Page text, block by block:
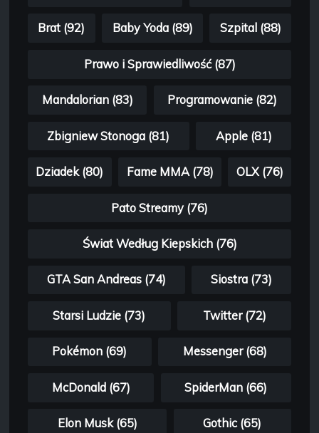
Brat (92) Baby Yoda (89) Szpital (88)
Prawo i Sprawiedliwość (87)
Mandalorian (83) Programowanie (82)
Zbigniew Stonoga (81) Apple (81)
Dziadek (80) Fame MMA (78) OLX (76)
Pato Streamy (76)
Świat Według Kiepskich (76)
GTA San Andreas (74) Siostra (73)
Starsi Ludzie (73) Twitter (72)
Pokémon (69) Messenger (68)
McDonald (67) SpiderMan (66)
Elon Musk (65) Gothic (65)